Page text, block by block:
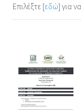
Επιλέξτε [εδώ] για